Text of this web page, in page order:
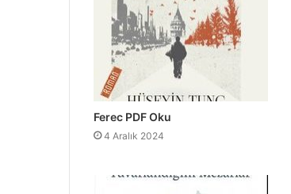
Ferec PDF Oku
4 Aralık 2024